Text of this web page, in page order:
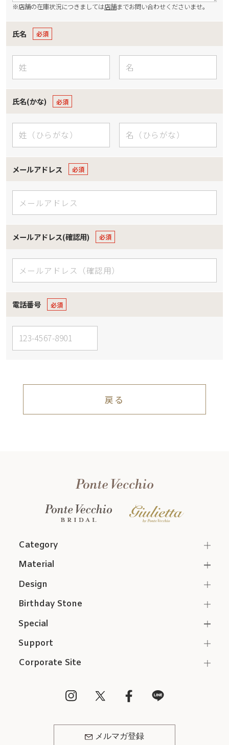
※店舗の在庫状況につきましては店舗までお問い合わせくださいませ。
氏名
氏名(かな)
メールアドレス
メールアドレス(確認用)
電話番号
戻る
Category
Support
Corporate Site
メルマガ登録
Material
Design
Birthday Stone
Special